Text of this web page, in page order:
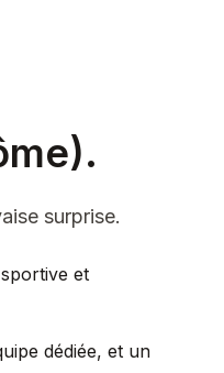
surprise.
et
dédiée, et un